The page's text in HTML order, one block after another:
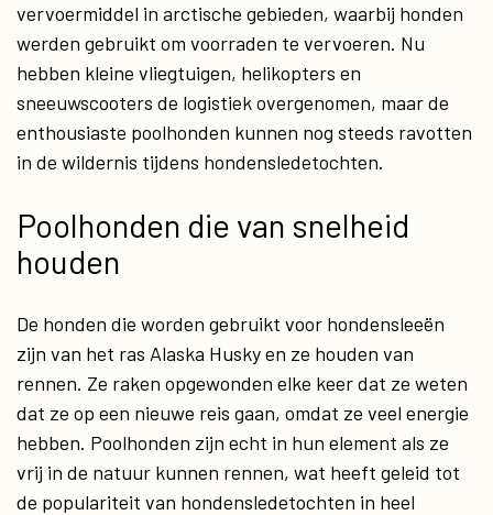
vervoermiddel in arctische gebieden, waarbij honden
werden gebruikt om voorraden te vervoeren. Nu
hebben kleine vliegtuigen, helikopters en
sneeuwscooters de logistiek overgenomen, maar de
enthousiaste poolhonden kunnen nog steeds ravotten
in de wildernis tijdens hondensledetochten.
Poolhonden die van snelheid
houden
De honden die worden gebruikt voor hondensleeën
zijn van het ras Alaska Husky en ze houden van
rennen. Ze raken opgewonden elke keer dat ze weten
dat ze op een nieuwe reis gaan, omdat ze veel energie
hebben. Poolhonden zijn echt in hun element als ze
vrij in de natuur kunnen rennen, wat heeft geleid tot
de populariteit van hondensledetochten in heel